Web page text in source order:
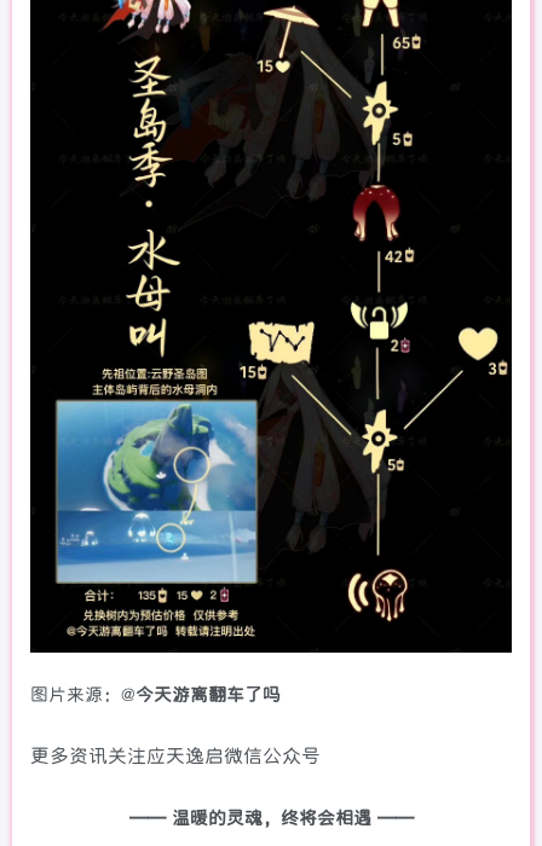
图片来源：@今天游离翻车了吗
更多资讯关注应天逸启微信公众号
—— 温暖的灵魂，终将会相遇 ——